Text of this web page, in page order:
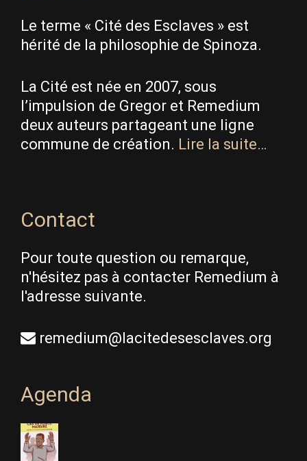
Le terme « Cité des Esclaves » est
hérité de la philosophie de Spinoza.
La Cité est née en 2007, sous
l’impulsion de Gregor et Remedium
deux auteurs partageant une ligne
commune de création. Lire la suite…
Contact
Pour toute question ou remarque,
n'hésitez pas à contacter Remedium à
l'adresse suivante.
remedium@lacitedesesclaves.org
Agenda